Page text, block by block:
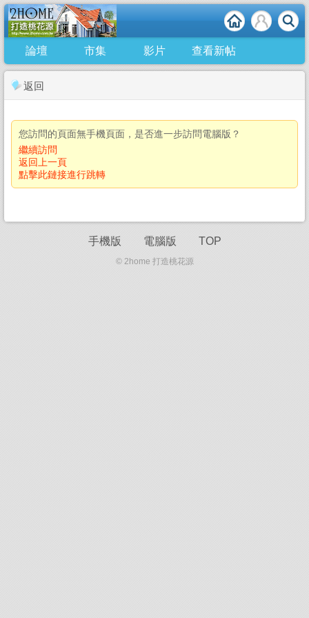
論壇 市集 影片 查看新帖
返回
您訪問的頁面無手機頁面，是否進一步訪問電腦版？
繼續訪問
返回上一頁
點擊此鏈接進行跳轉
手機版 電腦版 TOP
© 2home 打造桃花源